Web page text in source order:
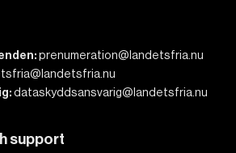
prenumeration@landetsfria.nu
dataskyddsansvarig@landetsfria.nu
support